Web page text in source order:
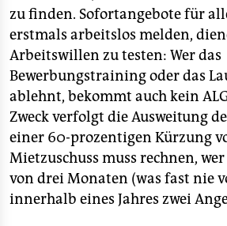
zu finden. Sofortangebote für
erstmals arbeitslos melden,
Arbeitswillen zu testen: Wer das
Bewerbungstraining oder das
ablehnt, bekommt auch kein
Zweck verfolgt die Ausweitung
einer 60-prozentigen Kürzung
Mietzuschuss muss rechnen,
von drei Monaten (was fast nie
innerhalb eines Jahres zwei